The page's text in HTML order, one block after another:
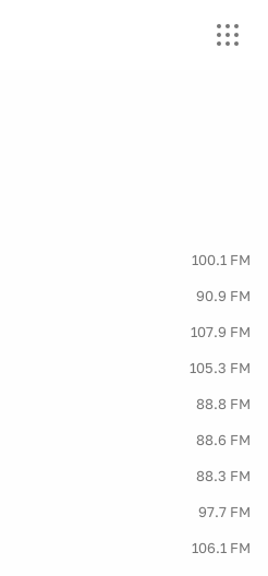
100.1 FM
90.9 FM
107.9 FM
105.3 FM
88.8 FM
88.6 FM
88.3 FM
97.7 FM
106.1 FM